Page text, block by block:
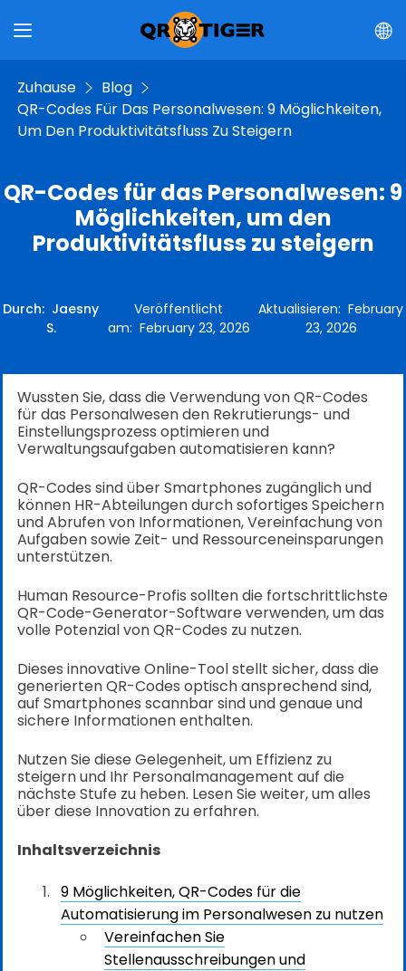
Zuhause
Blog
QR-Codes Für Das Personalwesen: 9 Möglichkeiten,
Um Den Produktivitätsfluss Zu Steigern
QR-Codes für das Personalwesen: 9
Möglichkeiten, um den
Produktivitätsfluss zu steigern
Durch: Jaesny
S.
Veröffentlicht
am: February 23, 2026
Aktualisieren: February
23, 2026
Wussten Sie, dass die Verwendung von QR-Codes
für das Personalwesen den Rekrutierungs- und
Einstellungsprozess optimieren und
Verwaltungsaufgaben automatisieren kann?
QR-Codes sind über Smartphones zugänglich und
können HR-Abteilungen durch sofortiges Speichern
und Abrufen von Informationen, Vereinfachung von
Aufgaben sowie Zeit- und Ressourceneinsparungen
unterstützen.
Human Resource-Profis sollten die fortschrittlichste
QR-Code-Generator-Software verwenden, um das
volle Potenzial von QR-Codes zu nutzen.
Dieses innovative Online-Tool stellt sicher, dass die
generierten QR-Codes optisch ansprechend sind,
auf Smartphones scannbar sind und genaue und
sichere Informationen enthalten.
Nutzen Sie diese Gelegenheit, um Effizienz zu
steigern und Ihr Personalmanagement auf die
nächste Stufe zu heben. Lesen Sie weiter, um alles
über diese Innovation zu erfahren.
Inhaltsverzeichnis
9 Möglichkeiten, QR-Codes für die
Automatisierung im Personalwesen zu nutzen
Vereinfachen Sie
Stellenausschreibungen und